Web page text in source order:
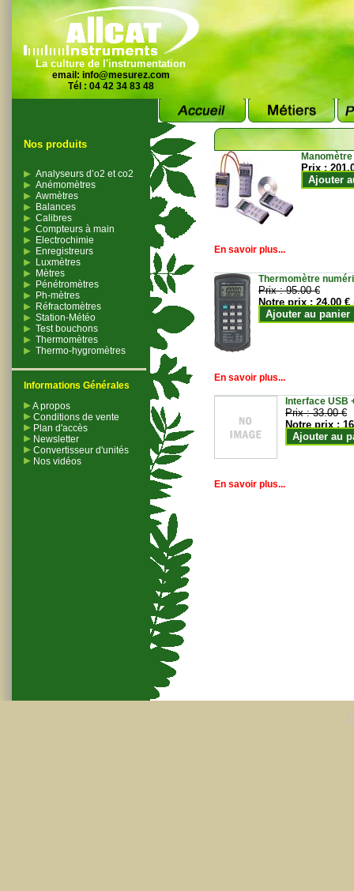
La culture de l'instrumentation
email: info@mesurez.com
Tél : 04 42 34 83 48
Nos produits
Analyseurs d’o2 et co2
Anémomètres
Awmètres
Balances
Calibres
Compteurs à main
Electrochimie
Enregistreurs
Luxmètres
Mètres
Pénétromètres
Ph-mètres
Réfractomètres
Station-Météo
Test bouchons
Thermomètres
Thermo-hygromètres
Informations Générales
A propos
Conditions de vente
Plan d'accès
Newsletter
Convertisseur d'unités
Nos vidéos
Prix :
Ajouter
En savoir plus...
Thermomètre
Prix :95.00 €
Notre prix :24.00 €
Ajouter au panier
En savoir plus...
Interface USB
Prix :33.00 €
Notre prix :
Ajouter au
En savoir plus...